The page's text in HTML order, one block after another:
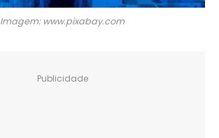
Imagem: www.pixabay.com
Publicidade